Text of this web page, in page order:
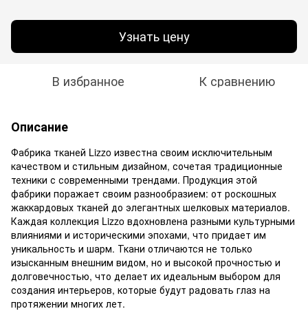
Узнать цену
В избранное К сравнению
Описание
Фабрика тканей Lizzo известна своим исключительным
качеством и стильным дизайном, сочетая традиционные
техники с современными трендами. Продукция этой
фабрики поражает своим разнообразием: от роскошных
жаккардовых тканей до элегантных шелковых материалов.
Каждая коллекция Lizzo вдохновлена ​​разными культурными
влияниями и историческими эпохами, что придает им
уникальность и шарм. Ткани отличаются не только
изысканным внешним видом, но и высокой прочностью и
долговечностью, что делает их идеальным выбором для
создания интерьеров, которые будут радовать глаз на
протяжении многих лет.